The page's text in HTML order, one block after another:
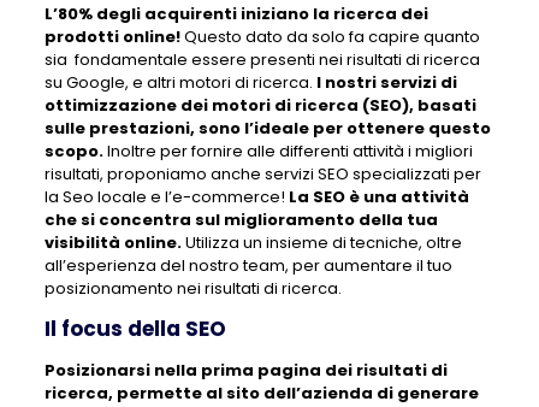
L’80% degli acquirenti iniziano la ricerca dei
prodotti online!Questo dato da solo fa capire quanto
sia fondamentale essere presenti nei risultati di ricerca
su Google, e altri motori di ricerca. I nostri servizi di
ottimizzazione dei motori di ricerca (SEO), basati
sulle prestazioni, sono l’ideale per ottenere questo
scopo.Inoltre per fornire alle differenti attività i migliori
risultati, proponiamo anche servizi SEO specializzati per
la Seo locale e l’e-commerce! La SEO è una attività
che si concentra sul miglioramento della tua
visibilità online.Utilizza un insieme di tecniche, oltre
all’esperienza del nostro team, per aumentare il tuo
posizionamento nei risultati di ricerca.
Il focus della SEO
Posizionarsi nella prima pagina dei risultati di
ricerca, permette al sito dell’azienda di generare